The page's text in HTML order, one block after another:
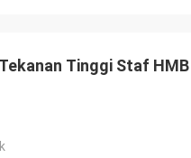
Tinggi Staf